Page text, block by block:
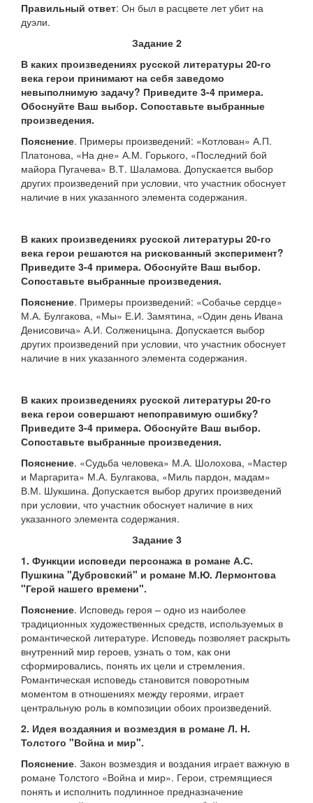
Правильный ответ: Он был в расцвете лет убит на
дуэли.
Задание 2
В каких произведениях русской литературы 20-го
века герои принимают на себя заведомо
невыполнимую задачу? Приведите 3-4 примера.
Обоснуйте Ваш выбор. Сопоставьте выбранные
произведения.
Пояснение. Примеры произведений: «Котлован» А.П.
Платонова, «На дне» А.М. Горького, «Последний бой
майора Пугачева» В.Т. Шаламова. Допускается выбор
других произведений при условии, что участник обоснует
наличие в них указанного элемента содержания.
В каких произведениях русской литературы 20-го
века герои решаются на рискованный эксперимент?
Приведите 3-4 примера. Обоснуйте Ваш выбор.
Сопоставьте выбранные произведения.
Пояснение. Примеры произведений: «Собачье сердце»
М.А. Булгакова, «Мы» Е.И. Замятина, «Один день Ивана
Денисовича» А.И. Солженицына. Допускается выбор
других произведений при условии, что участник обоснует
наличие в них указанного элемента содержания.
В каких произведениях русской литературы 20-го
века герои совершают непоправимую ошибку?
Приведите 3-4 примера. Обоснуйте Ваш выбор.
Сопоставьте выбранные произведения.
Пояснение. «Судьба человека» М.А. Шолохова, «Мастер
и Маргарита» М.А. Булгакова, «Миль пардон, мадам»
В.М. Шукшина. Допускается выбор других произведений
при условии, что участник обоснует наличие в них
указанного элемента содержания.
Задание 3
1. Функции исповеди персонажа в романе А.С.
Пушкина "Дубровский" и романе М.Ю. Лермонтова
"Герой нашего времени".
Пояснение. Исповедь героя – одно из наиболее
традиционных художественных средств, используемых в
романтической литературе. Исповедь позволяет раскрыть
внутренний мир героев, узнать о том, как они
сформировались, понять их цели и стремления.
Романтическая исповедь становится поворотным
моментом в отношениях между героями, играет
центральную роль в композиции обоих произведений.
2. Идея воздаяния и возмездия в романе Л. Н.
Толстого "Война и мир".
Пояснение. Закон возмездия и воздания играет важную в
романе Толстого «Война и мир». Герои, стремящиеся
понять и исполнить подлинное предназначение